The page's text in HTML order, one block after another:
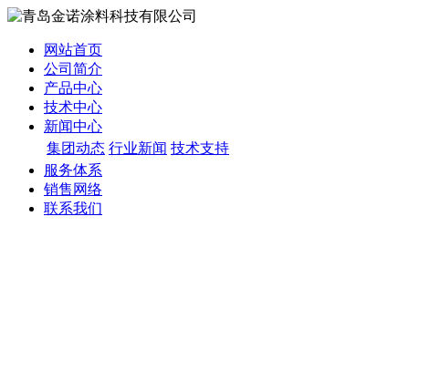
网站首页
公司简介
产品中心
技术中心
新闻中心
集团动态 行业新闻 技术支持
服务体系
销售网络
联系我们